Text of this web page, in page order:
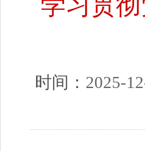
学习贯
时间： 2025-